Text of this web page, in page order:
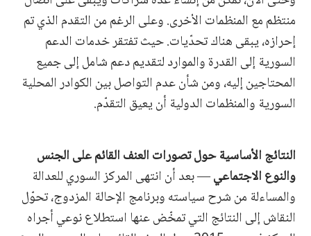
منتظم مع المنظمات الأخرى. وعلى الرغم من التقدم الذي تم
إحرازه، يبقى هناك تحدّيات. حيث تفتقر خدمات الدعم
السورية إلى القدرة والموارد لتقديم دعم شامل إلى جميع
المحتاجين إليه، ومن شأن عدم التواصل بين الكوادر المحلية
السورية والمنظمات الدولية أن يعيق التقدّم.
النتائج الأساسية حول تصورات العنف القائم على الجنس
والنوع الاجتماعي— بعد أن انتهى المركز السوري للعدالة
والمساءلة من شرح سياسته وبرنامج الإحالة المزدوج، تحوّل
النقاش إلى النتائج التي تمخّض عنها استطلاع نوعي أجراه